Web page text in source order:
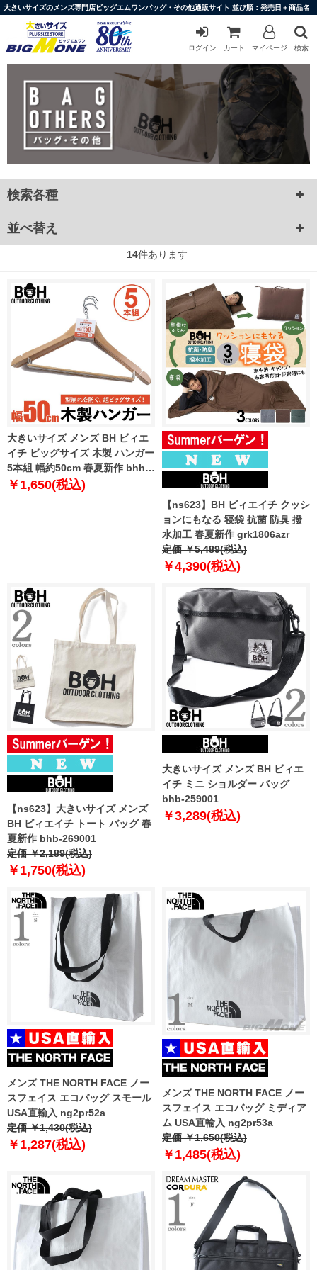
大きいサイズのメンズ専門店ビッグエムワンバッグ・その他通販サイト 並び順：発売日＋商品名
ログイン カート マイページ 検索
検索各種
並べ替え
14件あります
大きいサイズ メンズ BH ビィエ
イチ ビッグサイズ 木製 ハンガー
5本組 幅約50cm 春夏新作 bhhg-
269001
￥1,650(税込)
【ns623】BH ビィエイチ クッシ
ョンにもなる 寝袋 抗菌 防臭 撥
水加工 春夏新作 grk1806azr
定価 ￥5,489(税込)
￥4,390(税込)
【ns623】大きいサイズ メンズ
BH ビィエイチ トート バッグ 春
夏新作 bhb-269001
定価 ￥2,189(税込)
￥1,750(税込)
大きいサイズ メンズ BH ビィエ
イチ ミニ ショルダー バッグ
bhb-259001
￥3,289(税込)
メンズ THE NORTH FACE ノー
スフェイス エコバッグ スモール
USA直輸入 ng2pr52a
定価 ￥1,430(税込)
￥1,287(税込)
メンズ THE NORTH FACE ノー
スフェイス エコバッグ ミディア
ム USA直輸入 ng2pr53a
定価 ￥1,650(税込)
￥1,485(税込)